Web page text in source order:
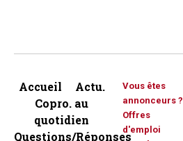
Accueil
Actu.
Copro. au
quotidien
Questions/Réponses
Vous êtes
annonceurs ?
Offres
d'emploi